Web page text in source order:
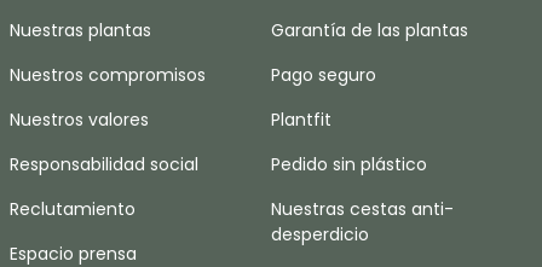
Nuestras plantas
Nuestros compromisos
Nuestros valores
Responsabilidad social
Reclutamiento
Espacio prensa
Garantía de las plantas
Pago seguro
Plantfit
Pedido sin plástico
Nuestras cestas anti-
desperdicio